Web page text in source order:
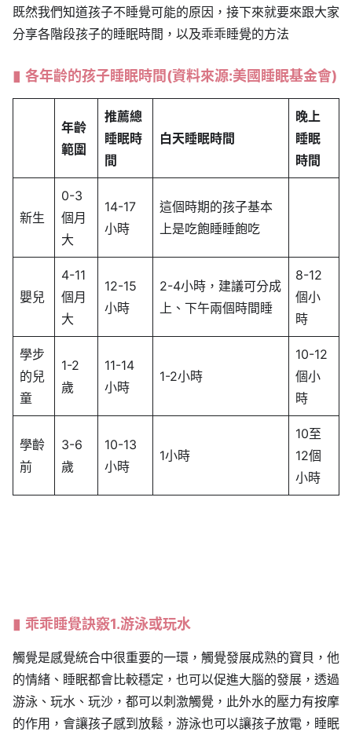
既然我們知道孩子不睡覺可能的原因，接下來就要來跟大家
分享各階段孩子的睡眠時間，以及乖乖睡覺的方法
各年齡的孩子睡眠時間(資料來源:美國睡眠基金會)
年齡
範圍
推薦總
睡眠時
間
白天睡眠時間
晚上
睡眠
時間
新生
0-3
個月
大
14-17
小時
這個時期的孩子基本
上是吃飽睡睡飽吃
嬰兒
4-11
個月
大
12-15
小時
2-4小時，建議可分成
上、下午兩個時間睡
8-12
個小
時
學步
的兒
童
1-2
歲
11-14
小時
1-2小時
10-12
個小
時
學齡
前
3-6
歲
10-13
小時
1小時
10至
12個
小時
乖乖睡覺訣竅1.游泳或玩水
觸覺是感覺統合中很重要的一環，觸覺發展成熟的寶貝，他
的情緒、睡眠都會比較穩定，也可以促進大腦的發展，透過
游泳、玩水、玩沙，都可以刺激觸覺，此外水的壓力有按摩
的作用，會讓孩子感到放鬆，游泳也可以讓孩子放電，睡眠